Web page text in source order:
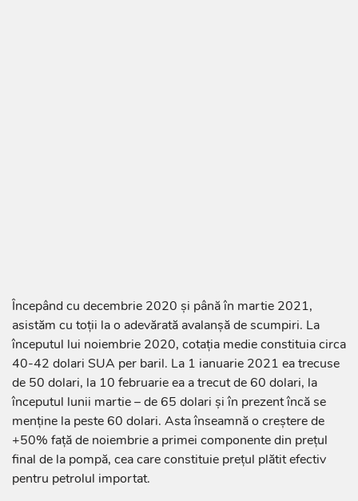
Începând cu decembrie 2020 și până în martie 2021,
asistăm cu toții la o adevărată avalanșă de scumpiri. La
începutul lui noiembrie 2020, cotația medie constituia circa
40-42 dolari SUA per baril. La 1 ianuarie 2021 ea trecuse
de 50 dolari, la 10 februarie ea a trecut de 60 dolari, la
începutul lunii martie – de 65 dolari și în prezent încă se
menține la peste 60 dolari. Asta înseamnă o creștere de
+50% față de noiembrie a primei componente din prețul
final de la pompă, cea care constituie prețul plătit efectiv
pentru petrolul importat.